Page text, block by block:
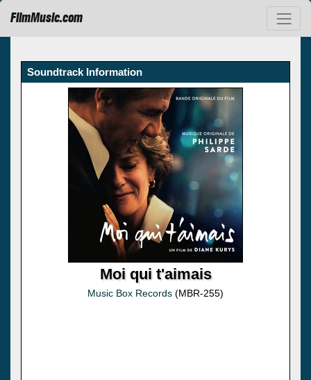
FilmMusic.com
Soundtrack Information
Moi qui t'aimais
Music Box Records (MBR-255)